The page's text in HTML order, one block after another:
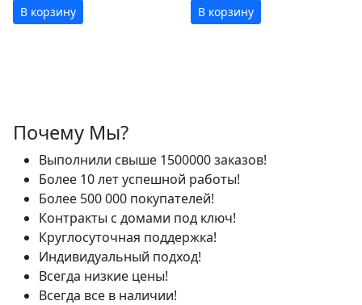
В корзину В корзину
Почему Мы?
Выполнили свыше 1500000 заказов!
Более 10 лет успешной работы!
Более 500 000 покупателей!
Контракты с домами под ключ!
Круглосуточная поддержка!
Индивидуальный подход!
Всегда низкие цены!
Всегда все в наличии!